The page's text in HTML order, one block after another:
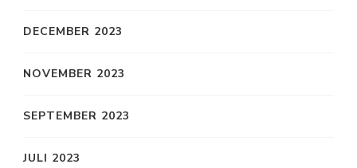
DECEMBER 2023
NOVEMBER 2023
SEPTEMBER 2023
JULI 2023